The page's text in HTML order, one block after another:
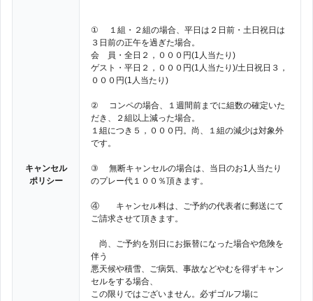
キャンセル
ポリシー
① １組・２組の場合、平日は２日前・土日祝日は
３日前の正午を過ぎた場合。
会 員・全日２，０００円(1人当たり)
ゲスト・平日２，０００円(1人当たり)/土日祝日３，
０００円(1人当たり)
② コンペの場合、１週間前までに組数の確定いた
だき、２組以上減った場合。
１組につき５，０００円。尚、１組の減少は対象外
です。
③ 無断キャンセルの場合は、当日のお1人当たり
のプレー代１００％頂きます。
④ キャンセル料は、ご予約の代表者に郵送にて
ご請求させて頂きます。
尚、ご予約を別日にお振替になった場合や危険を
伴う
悪天候や積雪、ご病気、事故などやむを得ずキャン
セルをする場合、
この限りではございません。必ずゴルフ場に